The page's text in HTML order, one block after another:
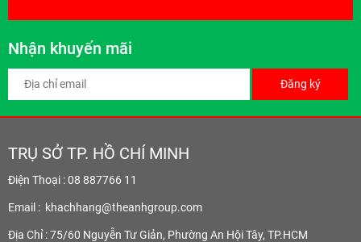
Nhận khuyến mãi
Đăng ký
TRỤ SỞ TP. HỒ CHÍ MINH
Điện Thoại : 08 887766 11
Email : khachhang@theanhgroup.com
Địa Chỉ : 75/60 Nguyễn Tư Giản, Phường An Hội Tây, TP.HCM